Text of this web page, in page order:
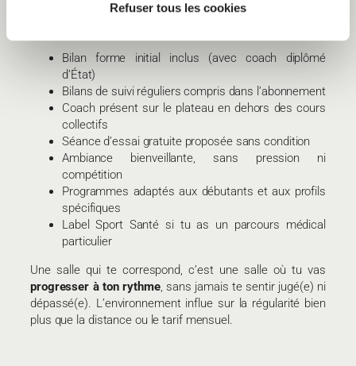
Refuser tous les cookies
Avant de signer ton abonnement, prends le temps de
Bilan forme initial inclus (avec coach diplômé
d’État)
Bilans de suivi réguliers compris dans l’abonnement
Coach présent sur le plateau en dehors des cours
collectifs
Séance d’essai gratuite proposée sans condition
Ambiance bienveillante, sans pression ni
compétition
Programmes adaptés aux débutants et aux profils
spécifiques
Label Sport Santé si tu as un parcours médical
particulier
Une salle qui te correspond, c’est une salle où tu vas
progresser à ton rythme, sans jamais te sentir jugé(e) ni
dépassé(e). L’environnement influe sur la régularité bien
plus que la distance ou le tarif mensuel.